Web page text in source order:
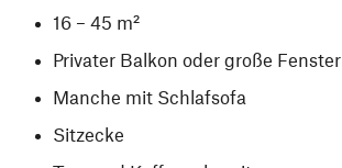
16 – 45 m²
Privater Balkon oder große Fenster
Manche mit Schlafsofa
Sitzecke